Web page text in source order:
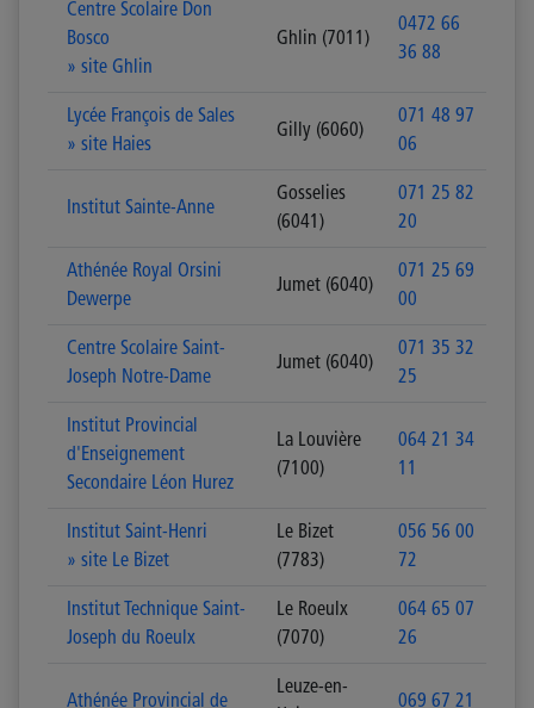
Centre Scolaire Don
Bosco
» site Ghlin
Ghlin (7011)
0472 66
36 88
Lycée François de Sales
» site Haies
Gilly (6060)
071 48 97
06
Institut Sainte-Anne
Gosselies
(6041)
071 25 82
20
Athénée Royal Orsini
Dewerpe
Jumet (6040)
071 25 69
00
Centre Scolaire Saint-
Joseph Notre-Dame
Jumet (6040)
071 35 32
25
Institut Provincial
d'Enseignement
Secondaire Léon Hurez
La Louvière
(7100)
064 21 34
11
Institut Saint-Henri
» site Le Bizet
Le Bizet
(7783)
056 56 00
72
Institut Technique Saint-
Joseph du Roeulx
Le Roeulx
(7070)
064 65 07
26
Athénée Provincial de
Leuze-en-
069 67 21